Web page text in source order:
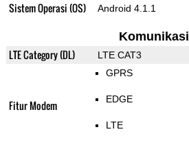
Sistem Operasi (OS) Android 4.1.1
Komunikasi
LTE Category (DL) LTE CAT3
Fitur Modem
GPRS
EDGE
LTE